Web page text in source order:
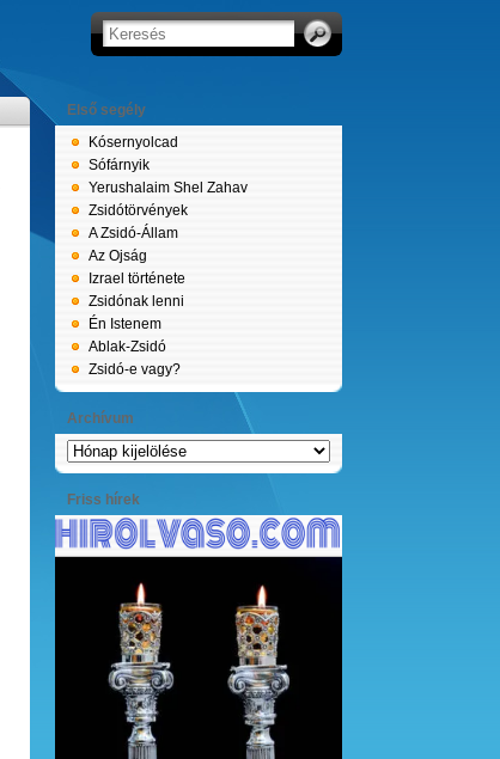
Első segély
Kósernyolcad
Sófárnyik
Yerushalaim Shel Zahav
Zsidótörvények
A Zsidó-Állam
Az Ojság
Izrael története
Zsidónak lenni
Én Istenem
Ablak-Zsidó
Zsidó-e vagy?
Archívum
Archívum
Friss hírek